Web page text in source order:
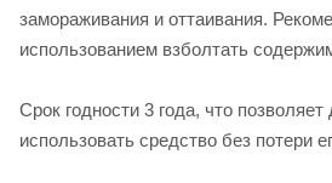
замораживания и оттаивания.
использованием взболтать
Срок годности 3 года, что
использовать средство без потери